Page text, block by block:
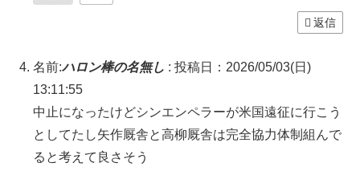
返信
名前:ハロン棒の名無し : 投稿日：2026/05/03(日)
13:11:55
中止になったけどシンエンペラーが米国遠征に行こう
としてたし矢作厩舎と高柳厩舎は完全協力体制組んで
ると考えて良さそう